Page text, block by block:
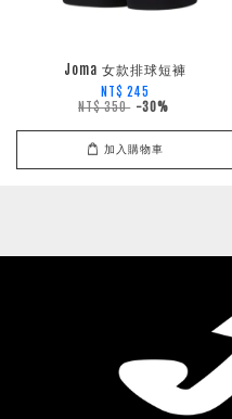
Joma 女款排球短褲
NT$ 245
NT$ 350 -30%
加入購物車